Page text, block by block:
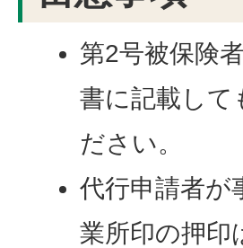
第2号被保険
書に記載して
ださい。
代行申請者が
業所印の押印